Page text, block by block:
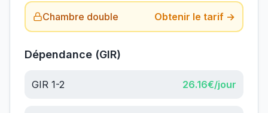
Chambre double Obtenir le tarif →
Dépendance (GIR)
GIR 1-2 26.16€/jour